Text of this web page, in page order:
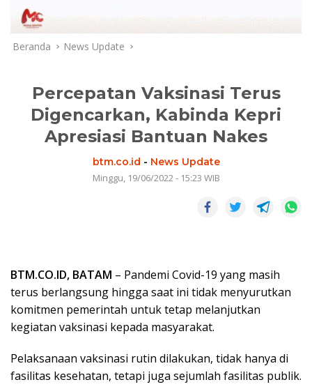
Beranda News Update
Percepatan Vaksinasi Terus
Digencarkan, Kabinda Kepri
Apresiasi Bantuan Nakes
btm.co.id - News Update
Minggu, 19/06/2022 - 15:23 WIB
BTM.CO.ID, BATAM – Pandemi Covid-19 yang masih
terus berlangsung hingga saat ini tidak menyurutkan
komitmen pemerintah untuk tetap melanjutkan
kegiatan vaksinasi kepada masyarakat.
Pelaksanaan vaksinasi rutin dilakukan, tidak hanya di
fasilitas kesehatan, tetapi juga sejumlah fasilitas publik.